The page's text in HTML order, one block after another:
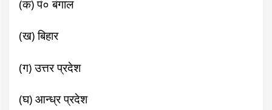
(क) पं० बंगाल
(ख) बिहार
(ग) उत्तर प्रदेश
(घ) आन्ध्र प्रदेश